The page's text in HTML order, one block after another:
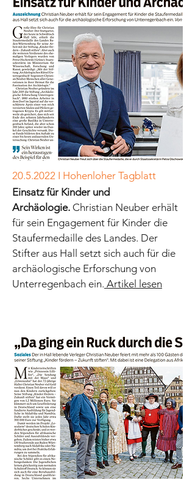
20.5.2022 I Hohenloher Tagblatt
Einsatz für Kinder und
Archäologie. Christian Neuber erhält
für sein Engagement für Kinder die
Staufermedaille des Landes. Der
Stifter aus Hall setzt sich auch für die
archäologische Erforschung von
Unterregenbach ein. Artikel lesen